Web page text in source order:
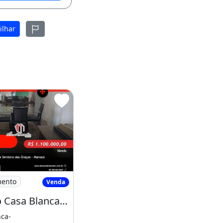
4 Casa Blanca - Vieiralves, 165M2
Venda
Edificio Casa Blanca - Vieiralves, 165M2, 3 Suites, 3 Vagas